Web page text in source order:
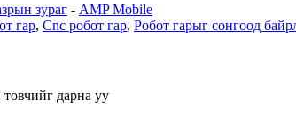
зураг - AMP Mobile
гар, Cnc робот гар, Робот гарыг сонгоод
дарна уу